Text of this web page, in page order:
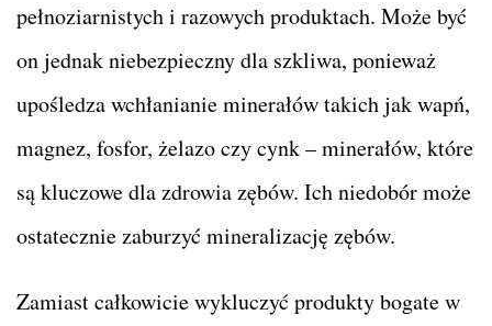
pełnoziarnistych i razowych produktach. Może być
on jednak niebezpieczny dla szkliwa, ponieważ
upośledza wchłanianie minerałów takich jak wapń,
magnez, fosfor, żelazo czy cynk – minerałów, które
są kluczowe dla zdrowia zębów. Ich niedobór może
ostatecznie zaburzyć mineralizację zębów.
Zamiast całkowicie wykluczyć produkty bogate w